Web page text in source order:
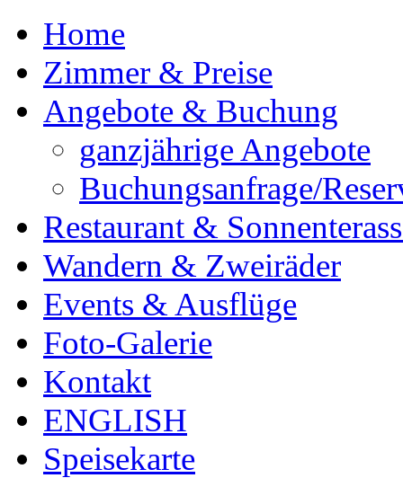
Home
Zimmer & Preise
Angebote & Buchung
ganzjährige Angebote
Buchungsanfrage/
Restaurant &
Wandern & Zweiräder
Events & Ausflüge
Foto-Galerie
Kontakt
ENGLISH
Speisekarte